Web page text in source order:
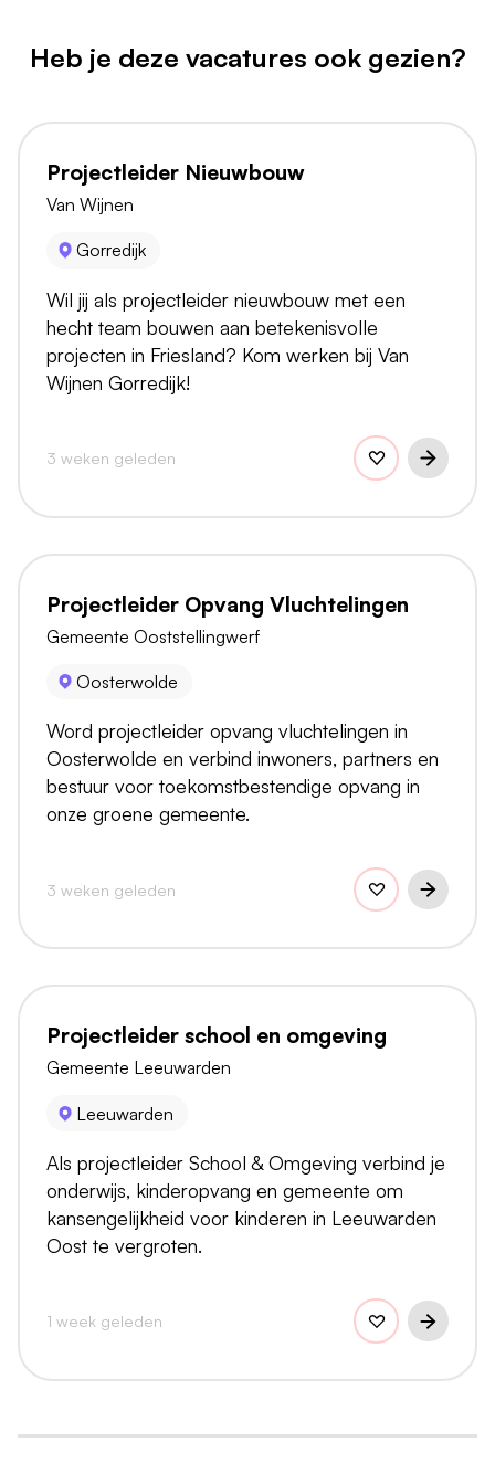
Heb je deze vacatures ook gezien?
Projectleider Nieuwbouw
Van Wijnen
Gorredijk
Wil jij als projectleider nieuwbouw met een
hecht team bouwen aan betekenisvolle
projecten in Friesland? Kom werken bij Van
Wijnen Gorredijk!
3 weken geleden
Projectleider Opvang Vluchtelingen
Gemeente Ooststellingwerf
Oosterwolde
Word projectleider opvang vluchtelingen in
Oosterwolde en verbind inwoners, partners en
bestuur voor toekomstbestendige opvang in
onze groene gemeente.
3 weken geleden
Projectleider school en omgeving
Gemeente Leeuwarden
Leeuwarden
Als projectleider School & Omgeving verbind je
onderwijs, kinderopvang en gemeente om
kansengelijkheid voor kinderen in Leeuwarden
Oost te vergroten.
1 week geleden